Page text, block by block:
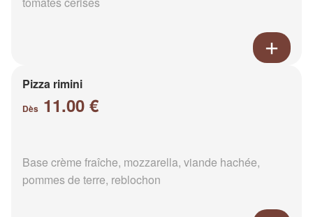
Pizza rimini
Dès 11.00 €
Base crème fraîche, mozzarella, viande hachée,
pommes de terre, reblochon